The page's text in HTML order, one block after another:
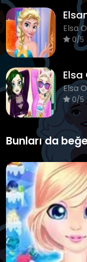
Elsa
0/5
Elsa
Elsa
0/5
Bunları da